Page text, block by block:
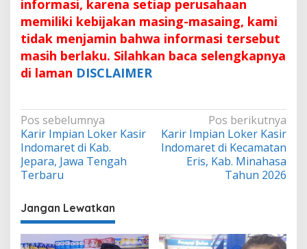
informasi, karena setiap perusahaan
memiliki kebijakan masing-masaing, kami
tidak menjamin bahwa informasi tersebut
masih berlaku. Silahkan baca selengkapnya
di laman DISCLAIMER
Navigasi
pos
Pos sebelumnya
Karir Impian Loker Kasir
Indomaret di Kab.
Jepara, Jawa Tengah
Terbaru
Pos berikutnya
Karir Impian Loker Kasir
Indomaret di Kecamatan
Eris, Kab. Minahasa
Tahun 2026
Jangan Lewatkan